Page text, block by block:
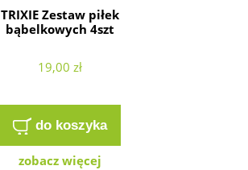
TRIXIE Zestaw piłek
bąbelkowych 4szt
19,00 zł
do koszyka
zobacz więcej